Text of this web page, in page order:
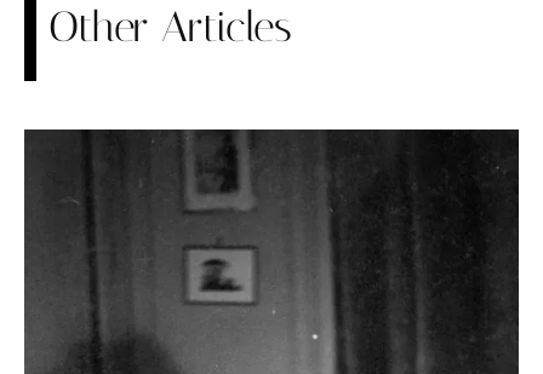
Other Articles